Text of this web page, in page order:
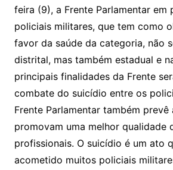
feira (9), a Frente Parlamentar em
policiais militares, que tem como
favor da saúde da categoria, não
distrital, mas também estadual e
principais finalidades da Frente
combate do suicídio entre os
Frente Parlamentar também prevê
promovam uma melhor qualidade
profissionais. O suicídio é um ato
acometido muitos policiais